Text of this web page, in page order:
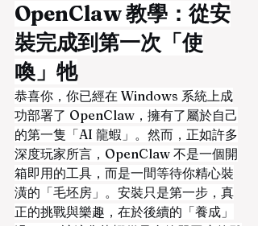
OpenClaw 教學：從安
裝完成到第一次「使
喚」牠
恭喜你，你已經在 Windows 系統上成
功部署了 OpenClaw，擁有了屬於自己
的第一隻「AI 龍蝦」。然而，正如許多
深度玩家所言，OpenClaw 不是一個開
箱即用的工具，而是一間等待你精心裝
潢的「毛坯房」。安裝只是第一步，真
正的挑戰與樂趣，在於後續的「養成」